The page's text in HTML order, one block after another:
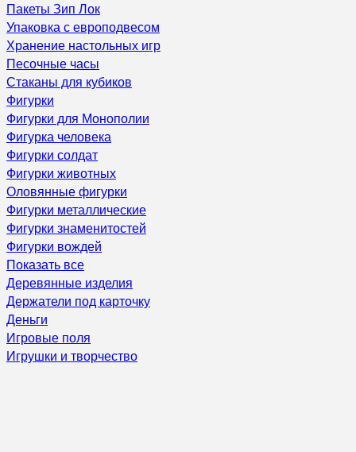
Пакеты Зип Лок
Упаковка с европодвесом
Хранение настольных игр
Песочные часы
Стаканы для кубиков
Фигурки
Фигурки для Монополии
Фигурка человека
Фигурки солдат
Фигурки животных
Оловянные фигурки
Фигурки металлические
Фигурки знаменитостей
Фигурки вождей
Показать все
Деревянные изделия
Держатели под карточку
Деньги
Игровые поля
Игрушки и творчество